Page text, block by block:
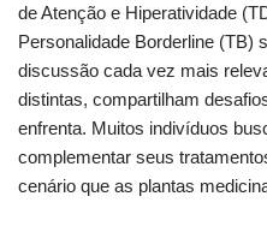
de Atenção e Hiperatividade
Personalidade Borderline (TB)
discussão cada vez mais
distintas, compartilham
enfrenta. Muitos indivíduos
complementar seus
cenário que as plantas